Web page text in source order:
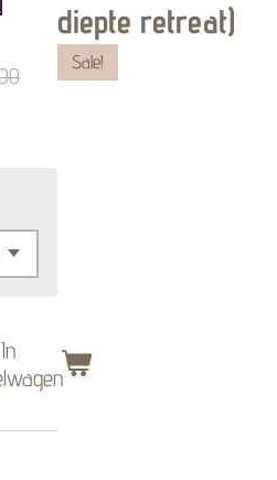
diepte retreat)
Sale!
In